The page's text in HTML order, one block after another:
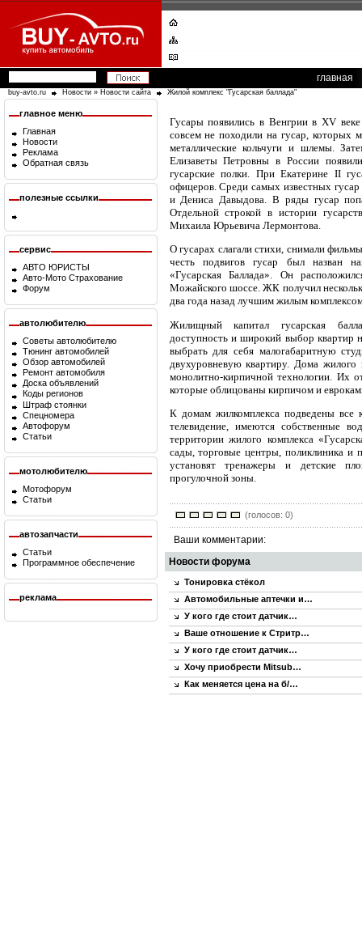
главная
buy-avto.ru Новости » Новости сайта Жилой комплекс "Гусарская баллада"
главное меню
Главная
Новости
Реклама
Обратная связь
полезные ссылки
сервис
АВТО ЮРИСТЫ
Авто-Мото Страхование
Форум
автолюбителю
Советы автолюбителю
Тюнинг автомобилей
Обзор автомобилей
Ремонт автомобиля
Доска объявлений
Коды регионов
Штраф стоянки
Спецномера
Автофорум
Статьи
мотолюбителю
Мотофорум
Статьи
автозапчасти
Статьи
Программное обеспечение
реклама
Гусары появились в Венгрии в XV
совсем не походили на гусар, которых
металлические кольчуги и шлемы.
Елизаветы Петровны в России
гусарские полки. При Екатерине II
офицеров. Среди самых известных
и Дениса Давыдова. В ряды гусар
Отдельной строкой в истории
Михаила Юрьевича Лермонтова.
О гусарах слагали стихи, снимали
честь подвигов гусар был назван
«Гусарская Баллада». Он
Можайского шоссе. ЖК получил
два года назад лучшим жилым
Жилищный капитал гусарская
доступность и широкий выбор квартир
выбрать для себя малогабаритную
двухуровневую квартиру. Дома жилого
монолитно-кирпичной технологии. Их
которые облицованы кирпичом и
К домам жилкомплекса подведены все
телевидение, имеются собственные
территории жилого комплекса
сады, торговые центры, поликлиника и
установят тренажеры и детские
прогулочной зоны.
(голосов: 0)
Ваши комментарии:
Новости форума
Тонировка стёкол
Автомобильные аптечки и…
У кого где стоит датчик…
Ваше отношение к Стритр…
У кого где стоит датчик…
Хочу приобрести Mitsub…
Как меняется цена на б/…